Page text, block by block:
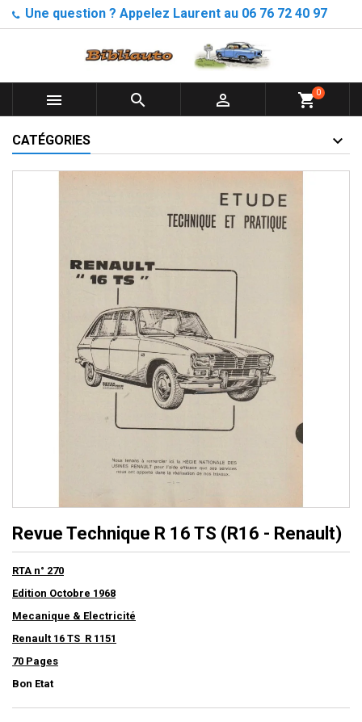
Une question ? Appelez Laurent au 06 76 72 40 97
   shopping_cart0
CATÉGORIES
Revue Technique R 16 TS (R16 - Renault)
RTA n° 270
Edition Octobre 1968
Mecanique & Electricité
Renault 16 TS R 1151
70 Pages
Bon Etat